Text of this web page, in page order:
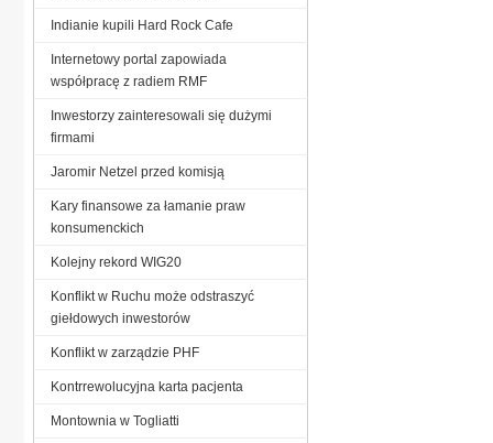
Indianie kupili Hard Rock Cafe
Internetowy portal zapowiada
współpracę z radiem RMF
Inwestorzy zainteresowali się dużymi
firmami
Jaromir Netzel przed komisją
Kary finansowe za łamanie praw
konsumenckich
Kolejny rekord WIG20
Konflikt w Ruchu może odstraszyć
giełdowych inwestorów
Konflikt w zarządzie PHF
Kontrrewolucyjna karta pacjenta
Montownia w Togliatti